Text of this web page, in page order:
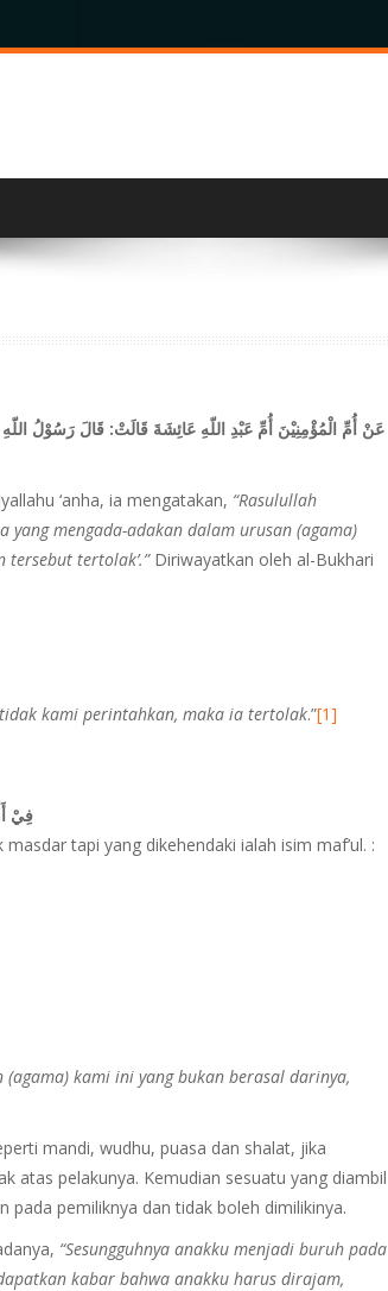
عَنْ أُمِّ الْمُؤْمِنِيْنَ أُمِّ عَبْدِ اللّهِ عَائِشَةَ قَالَتْ: قَالَ رَسُوْلُ
‘anha, ia mengatakan, “Rasulullah
yang mengada-adakan dalam urusan (agama)
tertolak’.”Diriwayatkan oleh al-Bukhari
kami perintahkan, maka ia tertolak.”[1]
فِيْ
tapi yang dikehendaki ialah isim maf’ul. :
kami ini yang bukan berasal darinya,
mandi, wudhu, puasa dan shalat, jika
atas pelakunya. Kemudian sesuatu yang diambil
pada pemiliknya dan tidak boleh dimilikinya.
“Sesungguhnya anakku menjadi buruh pada
kabar bahwa anakku harus dirajam,